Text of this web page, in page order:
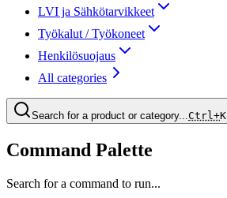
LVI ja Sähkötarvikkeet
Työkalut / Työkoneet
Henkilösuojaus
All categories
Search for a product or category...Ctrl+K
Command Palette
Search for a command to run...